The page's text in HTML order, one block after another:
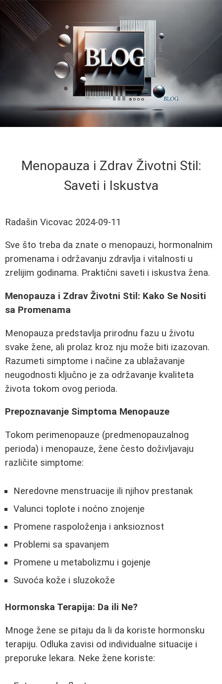
Menopauza i Zdrav Životni Stil:
Saveti i Iskustva
Radašin Vicovac 2024-09-11
Sve što treba da znate o menopauzi, hormonalnim
promenama i održavanju zdravlja i vitalnosti u
zrelijim godinama. Praktični saveti i iskustva žena.
Menopauza i Zdrav Životni Stil: Kako Se Nositi
sa Promenama
Menopauza predstavlja prirodnu fazu u životu
svake žene, ali prolaz kroz nju može biti izazovan.
Razumeti simptome i načine za ublažavanje
neugodnosti ključno je za održavanje kvaliteta
života tokom ovog perioda.
Prepoznavanje Simptoma Menopauze
Tokom perimenopauze (predmenopauzalnog
perioda) i menopauze, žene često doživljavaju
različite simptome:
Neredovne menstruacije ili njihov prestanak
Valunci toplote i noćno znojenje
Promene raspoloženja i anksioznost
Problemi sa spavanjem
Promene u metabolizmu i gojenje
Suvoća kože i sluzokože
Hormonska Terapija: Da ili Ne?
Mnoge žene se pitaju da li da koriste hormonsku
terapiju. Odluka zavisi od individualne situacije i
preporuke lekara. Neke žene koriste: